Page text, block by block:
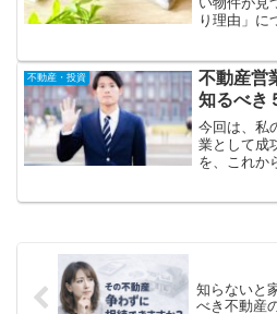
り理由」に
らね。家を
あるのか紹
不動産・投資
不動産営
知るべき
今回は、私
業として成
を、これか
知らないと
べき不動産